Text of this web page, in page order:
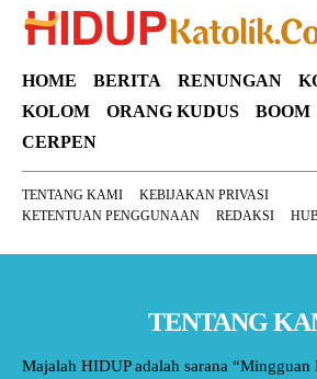
HOME BERITA RENUNGAN
KOLOM
ORANG KUDUS BOOM
CERPEN
TENTANG KAMI
KEBIJAKAN PRIVASI
KETENTUAN PENGGUNAAN
REDAKSI
TENTANG
Majalah HIDUP adalah sarana